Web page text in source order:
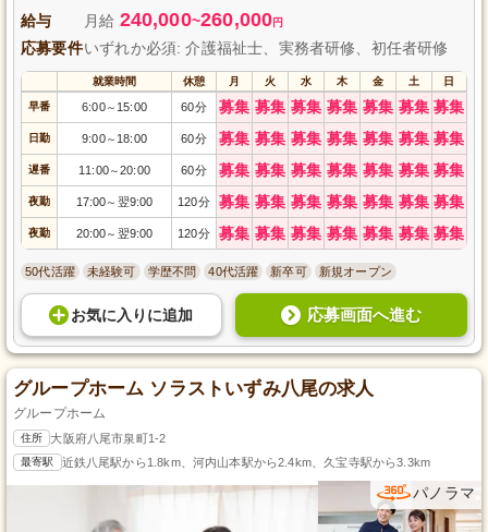
給与 月給 240,000~260,000円
応募要件いずれか必須: 介護福祉士、実務者研修、初任者研修
就業時間 休憩 月 火 水 木 金 土 日
早番 6:00～ 15:00 60分 募集 募集 募集 募集 募集 募集 募集
日勤 9:00～ 18:00 60分 募集 募集 募集 募集 募集 募集 募集
遅番 11:00～20:00 60分 募集 募集 募集 募集 募集 募集 募集
夜勤 17:00～ 翌9:00 120分 募集 募集 募集 募集 募集 募集 募集
夜勤 20:00～ 翌9:00 120分 募集 募集 募集 募集 募集 募集 募集
50代活躍 未経験可 学歴不問 40代活躍 新卒可 新規オープン
お気に入り に追加 応募画面へ進む
グループホーム ソラストいずみ八尾の求人
グループホーム
住所 大阪府八尾市泉町1-2
最寄駅 近鉄八尾駅から1.8km、河内山本駅から2.4km、久宝寺駅から3.3km
パノラマ